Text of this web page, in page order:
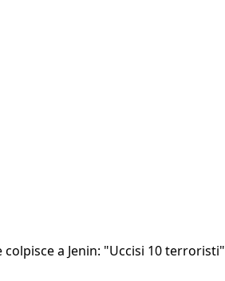
a Jenin: "Uccisi 10 terroristi"